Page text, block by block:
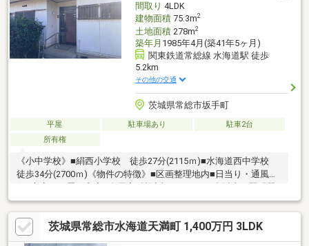
間取り 4LDK
建物面積75.3m2
土地面積278m2
築年月 1985年4月(築41年5ヶ月)
関東鉄道常総線 水海道駅 徒歩
5.2km
その他の交通
茨城県常総市坂手町
平屋 駐車場あり
駐車2台
所有権
《小中学校》■絹西小学校 徒歩27分(2115ｍ)■水海道西中学校
徒歩34分(2700ｍ)《物件の特徴》■区画整理地内■日当り・通風良
具付き■カーポート設備《周辺環境》■カスミまで5km■クスリの
豊岡まで3.4km■ローソンまで4.2km《ひだまりハウスのお家探
し》（1）当社提携銀行ご紹介・変動金利0.448％~（最低金利基
準）、スゴ団信（全疾病保証＋3大疾病50％保証）（2）自己資金
茨城県常総市水海道天満町 1,400万円 3LDK